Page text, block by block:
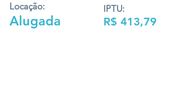
Locação:
Alugada
IPTU:
R$ 413,79